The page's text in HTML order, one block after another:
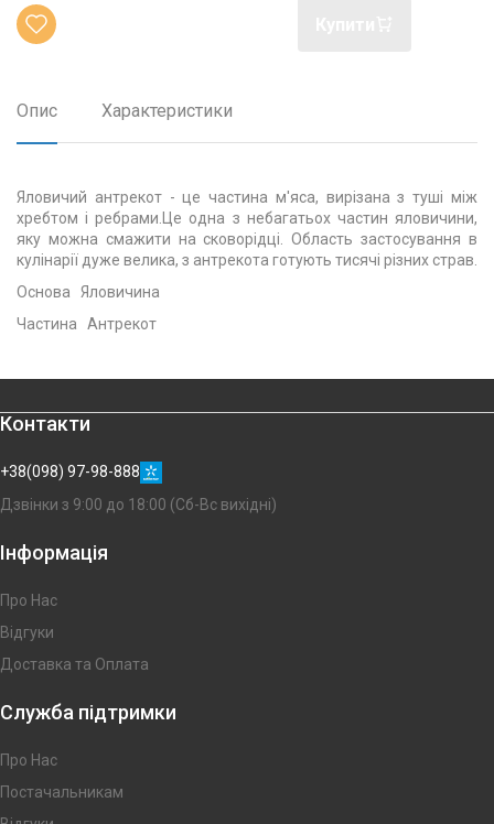
Опис Характеристики
Яловичий антрекот - це частина м'яса, вирізана з туші між
хребтом і ребрами.Це одна з небагатьох частин яловичини,
яку можна смажити на сковорідці. Область застосування в
кулінарії дуже велика, з антрекота готують тисячі різних страв.
Основа Яловичина
Частина Антрекот
Контакти
+38(098) 97-98-888
Дзвінки з 9:00 до 18:00 (Сб-Вс вихідні)
Інформація
Про Нас
Відгуки
Доставка та Оплата
Служба підтримки
Про Нас
Постачальникам